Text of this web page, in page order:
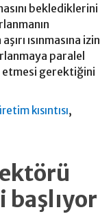
beklediklerini
ısınmasına izin
paralel
etmesi gerektiğini
kısıntısı,
başlıyor